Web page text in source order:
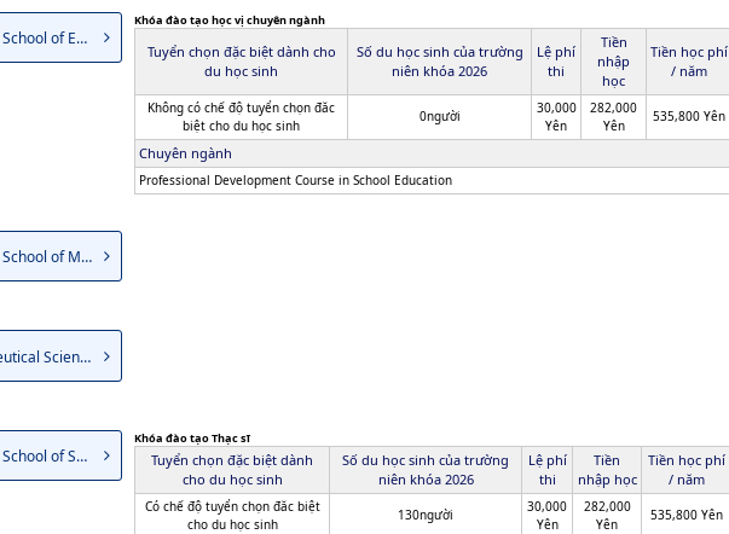
Graduate School of Education
Khóa đào tạo học vị chuyên ngành
Tuyển chọn đặc biệt dành cho
du học sinh
Số du học sinh của trường
niên khóa 2026
Lệ phí
thi
Tiền
nhập
học
Tiền học phí
/ năm
Không có chế độ tuyển chọn đăc
biệt cho du học sinh
0người
30,000
Yên
282,000
Yên
535,800 Yên
Chuyên ngành
Professional Development Course in School Education
Graduate School of Medical Sc...
Pharmaceutical Science
Graduate School of Science an...
Khóa đào tạo Thạc sĩ
Tuyển chọn đặc biệt dành
cho du học sinh
Số du học sinh của trường
niên khóa 2026
Lệ phí
thi
Tiền
nhập học
Tiền học phí
/ năm
Có chế độ tuyển chọn đăc biệt
cho du học sinh
130người
30,000
Yên
282,000
Yên
535,800 Yên